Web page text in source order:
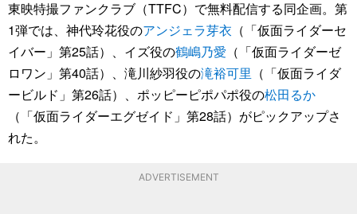
東映特撮ファンクラブ（TTFC）で無料配信する同企画。第
1弾では、神代玲花役のアンジェラ芽衣 （「仮面ライダーセ
イバー」第25話）、イズ役の鶴嶋乃愛 （「仮面ライダーゼ
ロワン」第40話）、滝川紗羽役の滝裕可里 （「仮面ライダ
ービルド」第26話）、ポッピーピポパポ役の松田るか
（「仮面ライダーエグゼイド」第28話）がピックアップさ
れた。
ADVERTISEMENT